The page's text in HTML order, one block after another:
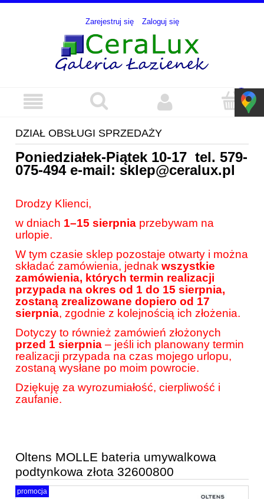
Zarejestruj się Zaloguj się
DZIAŁ OBSŁUGI SPRZEDAŻY
Poniedziałek-Piątek 10-17 tel. 579-
075-494e-mail: sklep@ceralux.pl
Drodzy Klienci,
w dniach 1–15 sierpnia przebywam na
urlopie.
W tym czasie sklep pozostaje otwarty i można
składać zamówienia, jednak wszystkie
zamówienia, których termin realizacji
przypada na okres od 1 do 15 sierpnia,
zostaną zrealizowane dopiero od 17
sierpnia, zgodnie z kolejnością ich złożenia.
Dotyczy to również zamówień złożonych
przed 1 sierpnia – jeśli ich planowany termin
realizacji przypada na czas mojego urlopu,
zostaną wysłane po moim powrocie.
Dziękuję za wyrozumiałość, cierpliwość i
zaufanie.
Oltens MOLLE bateria umywalkowa
podtynkowa złota 32600800
promocja